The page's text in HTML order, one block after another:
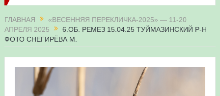
Итоги акции «Соловьиные вечера-2026» в
Три птенца сапсанов Уралсиба получили имена и
кольца
ГЛАВНАЯ
«ВЕСЕННЯЯ ПЕРЕКЛИЧКА-2025» — 11-20
АПРЕЛЯ 2025
6.ОБ. РЕМЕЗ 15.04.25 ТУЙМАЗИНСКИЙ Р-Н
ФОТО СНЕГИРЁВА М.